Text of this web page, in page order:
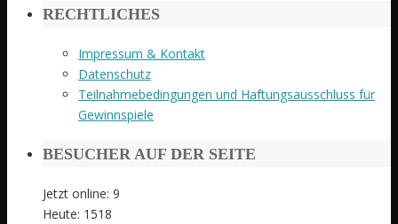
RECHTLICHES
Impressum & Kontakt
Datenschutz
Teilnahmebedingungen und Haftungsausschluss für
Gewinnspiele
BESUCHER AUF DER SEITE
Jetzt online: 9
Heute: 1518